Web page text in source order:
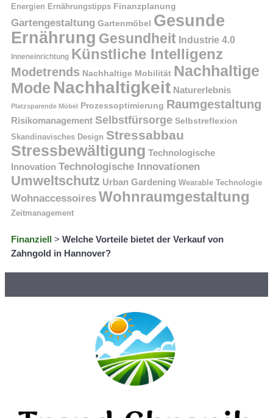
Energien Ernährungstipps Finanzplanung
Gartengestaltung Gartenmöbel Gesunde
Ernährung Gesundheit Industrie 4.0
Inneneinrichtung Künstliche Intelligenz
Modetrends Nachhaltige Mobilität Nachhaltige
Mode Nachhaltigkeit Naturerlebnis
Platzsparende Möbel Prozessoptimierung Raumgestaltung
Risikomanagement Selbstfürsorge Selbstreflexion
Skandinavisches Design Stressabbau
Stressbewältigung Technologische
Innovation Technologische Innovationen
Umweltschutz Urban Gardening Wearable Technologie
Wohnaccessoires Wohnraumgestaltung
Zeitmanagement
Finanziell > Welche Vorteile bietet der Verkauf von
Zahngold in Hannover?